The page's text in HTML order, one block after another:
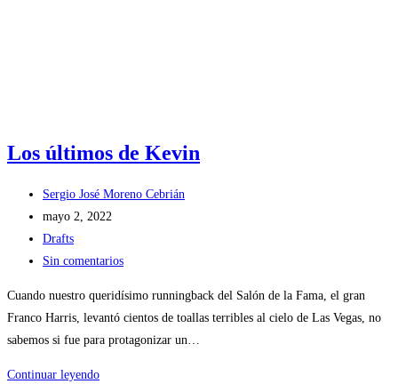
Los últimos de Kevin
Autor
de
la
entrada:
Sergio José Moreno Cebrián
Publicación
de
la
mayo 2, 2022
Categoría
de
entrada:
Drafts
Comentarios
la
entrada:
Sin comentarios
Cuando nuestro queridísimo runningback del Salón de la Fama, el gran
Franco Harris, levantó cientos de toallas terribles al cielo de Las Vegas, no
sabemos si fue para protagonizar un…
Continuar leyendoLos